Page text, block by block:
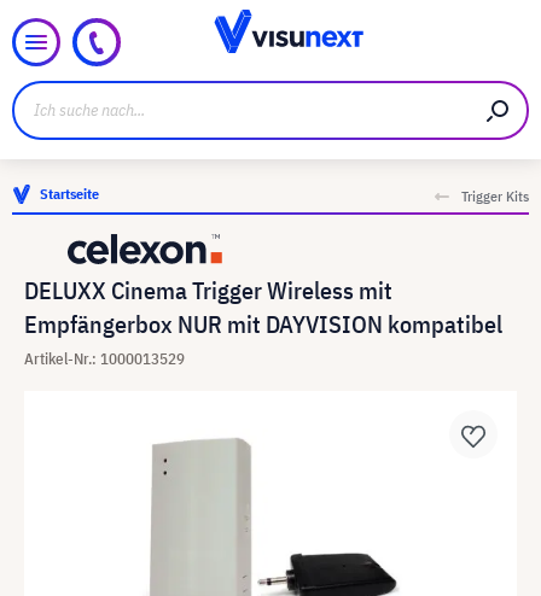
Startseite Trigger Kits
DELUXX Cinema Trigger Wireless mit
Empfängerbox NUR mit DAYVISION kompatibel
Artikel-Nr.: 1000013529